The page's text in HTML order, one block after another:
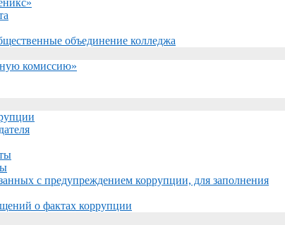
объединение колледжа
комиссию»
с предупреждением коррупции, для заполнения
о фактах коррупции